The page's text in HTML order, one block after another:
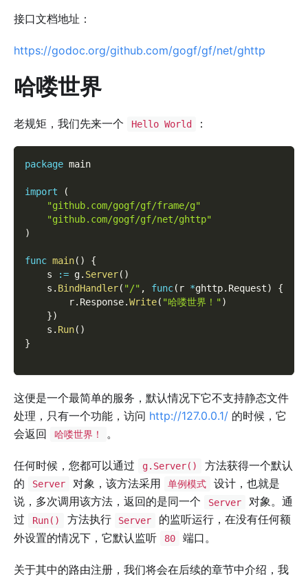
接口文档地址：
https://godoc.org/github.com/gogf/gf/net/ghttp
哈喽世界
老规矩，我们先来一个 Hello World ：
package main
import
(
"github.com/gogf/gf/frame/g"
"github.com/gogf/gf/net/ghttp"
)
func main( )
{
    s
:= g. Server( )
    s
. BindHandler( "/" , func( r *ghttp. Request)
{
        r
. Response.Write( "哈喽世界！")
})
    s
. Run( )
}
这便是一个最简单的服务，默认情况下它不支持静态文件
处理，只有一个功能，访问 http://127.0.0.1/ 的时候，它
会返回
哈喽世界！ 。
任何时候，您都可以通过 g.Server()
方法获得一个默认
的
Server 对象，该方法采用 单例模式
设计，也就是
说，多次调用该方法，返回的是同一个
Server
对象。通
过
Run() 方法执行 Server
的监听运行，在没有任何额
外设置的情况下，它默认监听
80 端口。
关于其中的路由注册，我们将会在后续的章节中介绍，我